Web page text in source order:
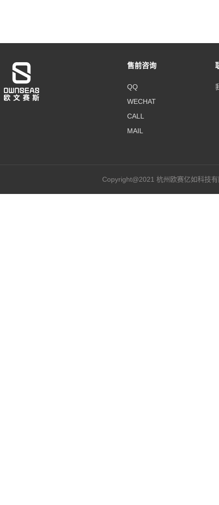
售前咨询
QQ
WECHAT
CALL
MAIL
Copyright@2021 杭州欧赛亿如科技